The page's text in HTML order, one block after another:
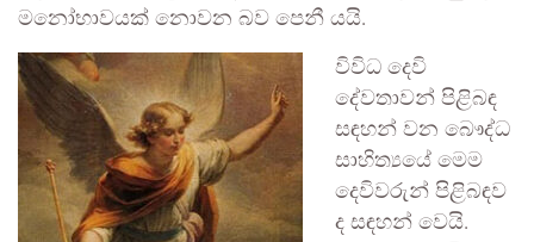
මනෝභාවයක් නොවන බව පෙනී යයි.
විවිධ දෙවි
දේවතාවන් පිළිබඳ
සඳහන් වන බෞද්ධ
සාහිත්‍යයේ මෙම
දෙවිවරුන් පිළිබඳව
ද සඳහන් වෙයි.